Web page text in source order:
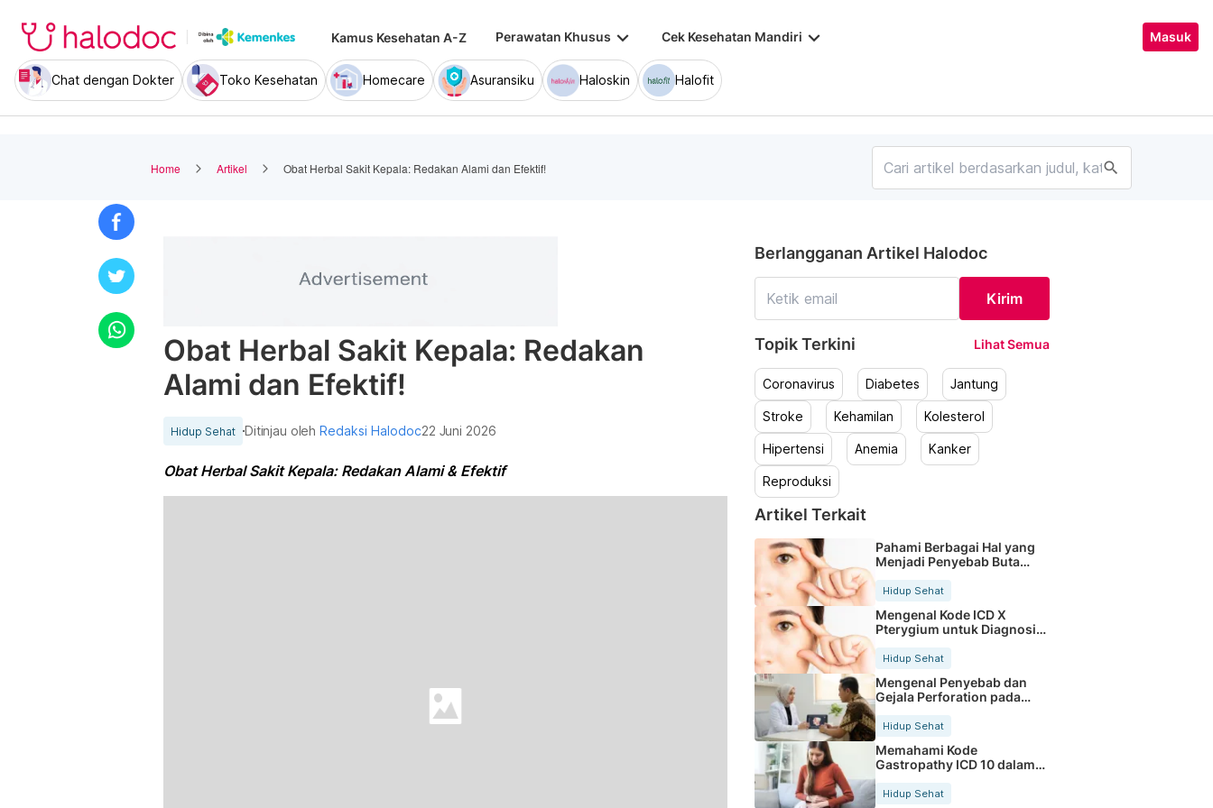
Kamus Kesehatan A-Z Perawatan Khusus keyboard_arrow_down Cek Kesehatan Mandiri keyboard_arrow_down Masuk
Chat dengan Dokter Toko Kesehatan Homecare Asuransiku Haloskin Halofit
Home Artikel Obat Herbal Sakit Kepala: Redakan Alami dan Efektif! search
Obat Herbal Sakit Kepala: Redakan
Alami dan Efektif!
Hidup Sehat Ditinjau olehRedaksi Halodoc22 Juni 2026
Obat Herbal Sakit Kepala: Redakan Alami & Efektif
Berlangganan Artikel Halodoc
Kirim
Topik Terkini Lihat Semua
Coronavirus Diabetes Jantung
Stroke Kehamilan Kolesterol
Hipertensi Anemia Kanker
Reproduksi
Artikel Terkait
Pahami Berbagai Hal yang
Menjadi Penyebab Buta
Hidup Sehat
Mengenal Kode ICD X
Pterygium untuk Diagnosis
Hidup Sehat
Mengenal Penyebab dan
Gejala Perforation pada
Tubuh
Hidup Sehat
Memahami Kode
Gastropathy ICD 10 dalam
Rekam Medis Pasien
Hidup Sehat